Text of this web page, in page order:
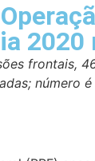
2020
frontais,
número